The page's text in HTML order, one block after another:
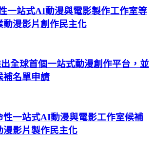
一站式AI動漫與電影製作工作室等
動漫影片創作民主化
全球首個一站式動漫創作平台，並
補名單申請
性一站式AI動漫與電影工作室候補
漫影片製作民主化